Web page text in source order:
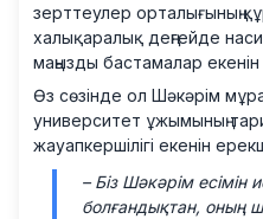
зерттеулер орталығының
халықаралық деңгейде
маңызды бастамалар
Өз сөзінде ол Шәкәрім
университет ұжымының
жауапкершілігі екенін
– Біз Шәкәрім есімін
болғандықтан, оның